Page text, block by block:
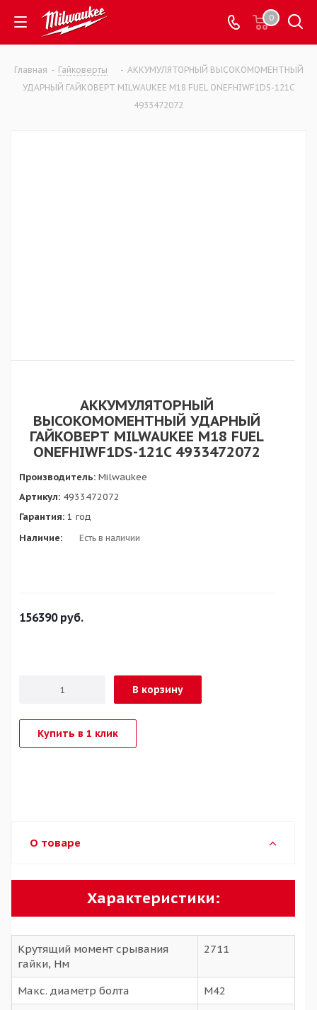
0
Главная - Гайковерты - АККУМУЛЯТОРНЫЙ ВЫСОКОМОМЕНТНЫЙ
УДАРНЫЙ ГАЙКОВЕРТ MILWAUKEE M18 FUEL ONEFHIWF1DS-121C
4933472072
АККУМУЛЯТОРНЫЙ
ВЫСОКОМОМЕНТНЫЙ УДАРНЫЙ
ГАЙКОВЕРТ MILWAUKEE M18 FUEL
ONEFHIWF1DS-121C 4933472072
Производитель: Milwaukee
Артикул: 4933472072
Гарантия: 1 год
Наличие:
Есть в наличии
156390руб.
В корзину
Купить в 1 клик
О товаре
Характеристики:
Крутящий момент срывания
гайки, Нм
2711
Макс. диаметр болта
M42